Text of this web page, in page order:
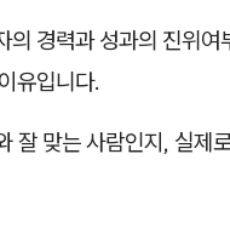
의 경력과 성과의 진위
유입니다.
잘 맞는 사람인지, 실제